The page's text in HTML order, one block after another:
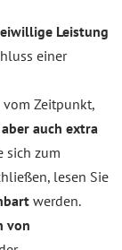
Leistung
einer
vom Zeitpunkt,
auch extra
sich zum
lesen Sie
werden.
von